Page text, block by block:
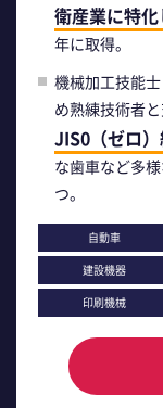
衛産業に特化
年に取得。
機械加工技能
め熟練技術者
JIS0（ゼロ
な歯車など多
つ。
自動車
建設機器
印刷機械